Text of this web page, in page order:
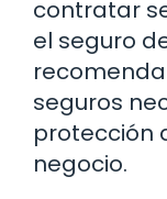
contratar
el seguro
seguros
protección
negocio.